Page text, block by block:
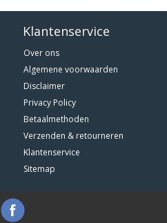
Klantenservice
Over ons
Algemene voorwaarden
Disclaimer
Privacy Policy
Betaalmethoden
Verzenden & retourneren
Klantenservice
Sitemap